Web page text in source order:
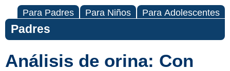
Para Padres Para Niños Para Adolescentes
Padres
Análisis de orina: Con